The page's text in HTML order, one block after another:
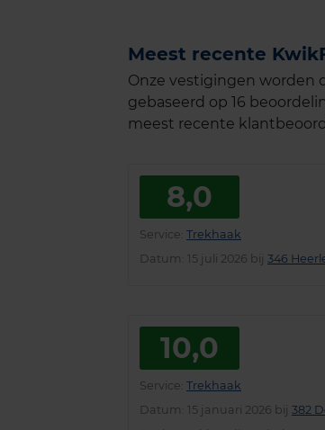
Meest recente
Onze vestigingen worden
gebaseerd op 16
meest recente
8,0
Service Trekhaak
Datum : 15 juli 2026 bij 346
10,0
Service Trekhaak
Datum : 15 januari 2026 bij 382